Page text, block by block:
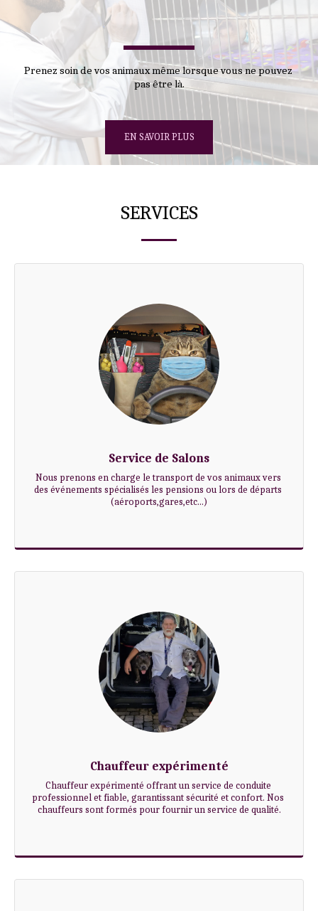
Prenez soin de vos animaux même lorsque vous ne pouvez
pas être là.
EN SAVOIR PLUS
SERVICES
Service de Salons
Nous prenons en charge le transport de vos animaux vers
des événements spécialisés les pensions ou lors de départs
(aéroports,gares,etc...)
Chauffeur expérimenté
Chauffeur expérimenté offrant un service de conduite
professionnel et fiable, garantissant sécurité et confort. Nos
chauffeurs sont formés pour fournir un service de qualité.